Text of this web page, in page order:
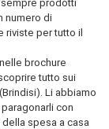
sempre prodotti
numero di
riviste per tutto il
brochure
tutto sui
Li abbiamo
con
spesa a casa